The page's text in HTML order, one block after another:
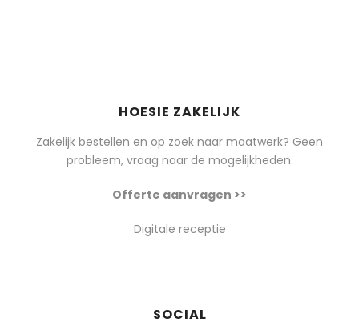
HOESIE ZAKELIJK
Zakelijk bestellen en op zoek naar maatwerk? Geen
probleem, vraag naar de mogelijkheden.
Offerte aanvragen >>
Digitale receptie
SOCIAL